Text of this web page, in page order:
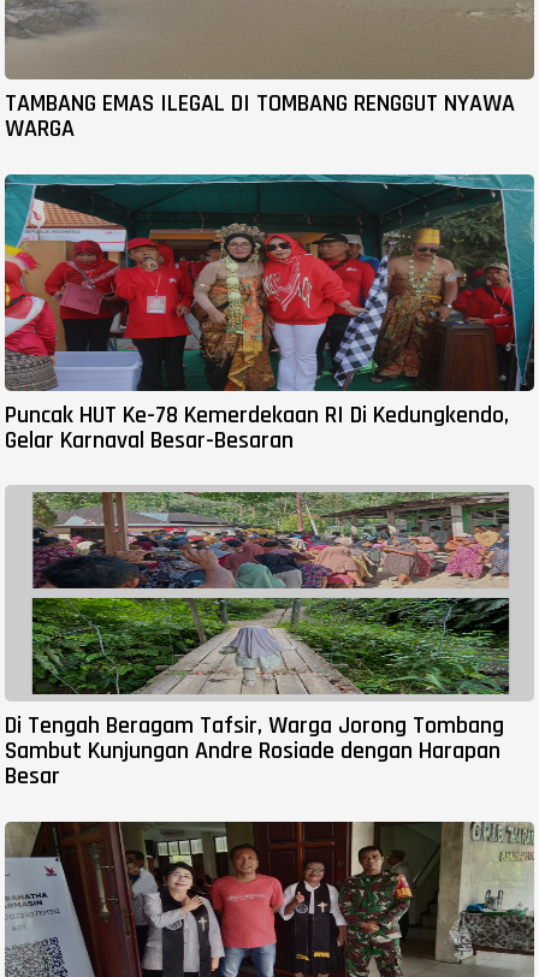
TAMBANG EMAS ILEGAL DI TOMBANG RENGGUT NYAWA
WARGA
Puncak HUT Ke-78 Kemerdekaan RI Di Kedungkendo,
Gelar Karnaval Besar-Besaran
Di Tengah Beragam Tafsir, Warga Jorong Tombang
Sambut Kunjungan Andre Rosiade dengan Harapan
Besar